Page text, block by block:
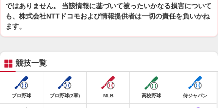
ではありません。 当該情報に基づいて被ったいかなる損害について
も、株式会社NTTドコモおよび情報提供者は一切の責任を負いかね
ます。
競技一覧
プロ野球 プロ野球(2軍) MLB 高校野球 侍ジャパン